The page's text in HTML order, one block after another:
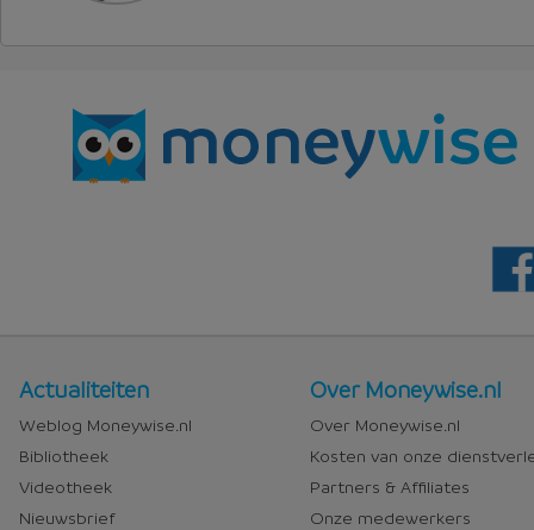
Nieuws
en
media
Actualiteiten
Weblog Moneywise.nl
Bibliotheek
Videotheek
Nieuwsbrief
Over
Moneywise
Over Moneywise.nl
Over Moneywise.nl
Kosten van onze
Partners & Affiliates
Onze medewerkers